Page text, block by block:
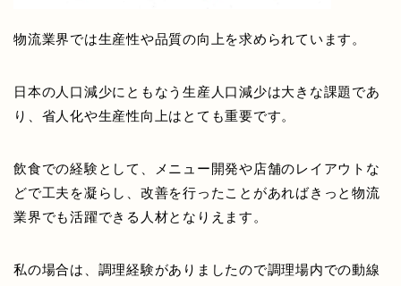
物流業界では生産性や品質の向上を求められています。
日本の人口減少にともなう生産人口減少は大きな課題であ
り、省人化や生産性向上はとても重要です。
飲食での経験として、メニュー開発や店舗のレイアウトな
どで工夫を凝らし、改善を行ったことがあればきっと物流
業界でも活躍できる人材となりえます。
私の場合は、調理経験がありましたので調理場内での動線